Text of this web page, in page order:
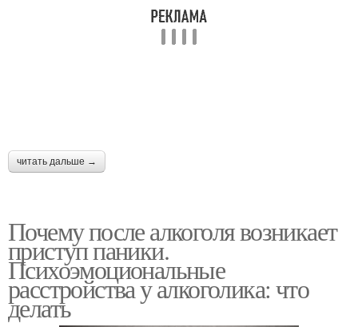
читать дальше →
Почему после алкоголя возникает
приступ паники.
Психоэмоциональные
расстройства у алкоголика: что
делать